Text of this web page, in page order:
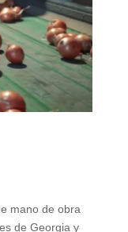
mano de obra
de Georgia y